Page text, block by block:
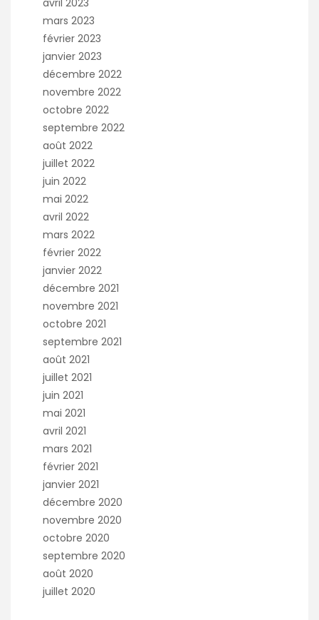
mars 2023
février 2023
janvier 2023
décembre 2022
novembre 2022
octobre 2022
septembre 2022
août 2022
juillet 2022
juin 2022
mai 2022
avril 2022
mars 2022
février 2022
janvier 2022
décembre 2021
novembre 2021
octobre 2021
septembre 2021
août 2021
juillet 2021
juin 2021
mai 2021
avril 2021
mars 2021
février 2021
janvier 2021
décembre 2020
novembre 2020
octobre 2020
septembre 2020
août 2020
juillet 2020